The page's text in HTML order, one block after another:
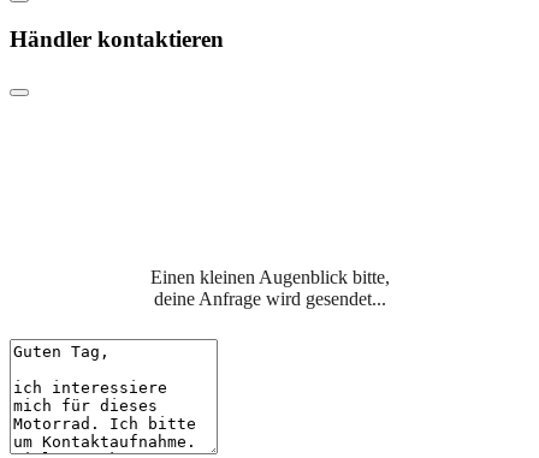
Händler kontaktieren
Einen kleinen Augenblick bitte,
deine Anfrage wird gesendet...